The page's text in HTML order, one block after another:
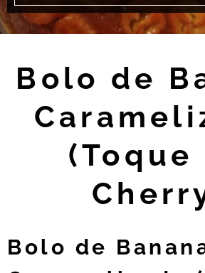
Bolo de
(Toque
Bolo de